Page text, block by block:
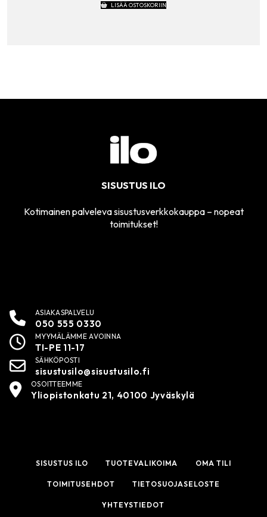
LISÄÄ OSTOSKORIIN
SISUSTUS ILO
Kotimainen palveleva sisustusverkkokauppa – nopeat
toimitukset!
ASIAKASPALVELU
050 555 0330
MYYMÄLÄMME AVOINNA
TI-PE 11-17
SÄHKÖPOSTI
sisustusilo@sisustusilo.fi
OSOITTEEMME
Yliopistonkatu 21, 40100 Jyväskylä
SISUSTUS ILO TUOTEVALIKOIMA OMA TILI
TOIMITUSEHDOT TIETOSUOJASELOSTE
YHTEYSTIEDOT